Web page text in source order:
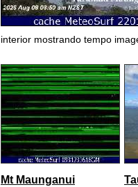
interior mostrando tempo
Mt Maunganui